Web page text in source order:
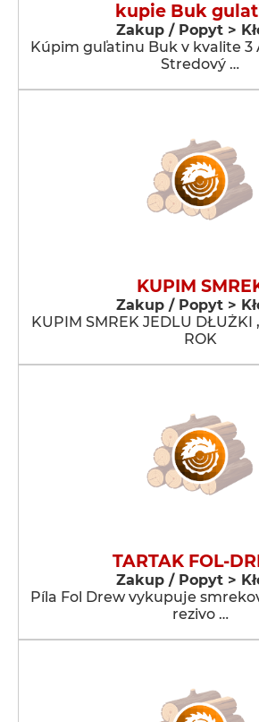
kupie Buk
Zakup / Popyt >
Kúpim guľatinu Buk v kvalite 3
Stredový …
KUPIM
Zakup / Popyt >
KUPIM SMREK JEDLU DŁUŻKI
ROK
TARTAK FOL-
Zakup / Popyt >
Píla Fol Drew vykupuje
rezivo …